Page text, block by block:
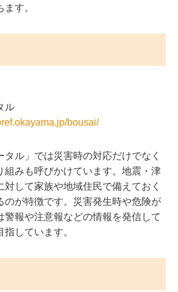
す。
ル
bousai/
タル」では災害時の対応だけでなく
組みも呼びかけています。地震・津
して家族や地域住民で備えておく
のが特徴です。災害発生時や危険が
警報や注意報などの情報を発信して
しています。